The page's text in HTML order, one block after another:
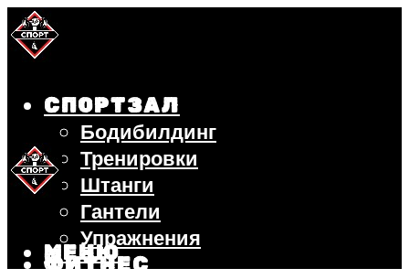
СПОРТЗАЛ
Бодибилдинг
Тренировки
Штанги
Гантели
Упражнения
ФИТНЕС
МЕНЮ